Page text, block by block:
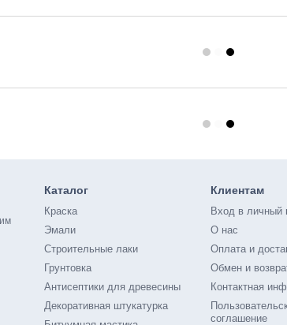
Каталог
Краска
Эмали
Строительные лаки
Грунтовка
Антисептики для древесины
Декоративная штукатурка
Клиентам
Вход в личный
О нас
Оплата и
Обмен и
Контактная
соглашение